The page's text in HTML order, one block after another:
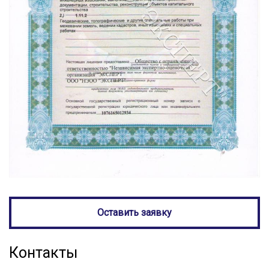
Оставить заявку
Контакты